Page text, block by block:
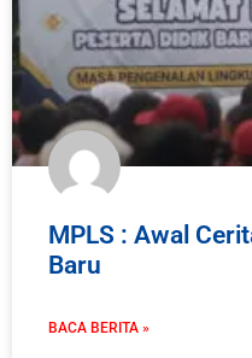
MPLS : Awal
Baru
BACA BERITA »